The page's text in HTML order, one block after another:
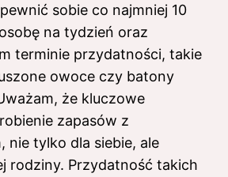
sobie co najmniej 10
na tydzień oraz
terminie przydatności, takie
owoce czy batony
że kluczowe
zapasów z
nie tylko dla siebie, ale
rodziny. Przydatność takich